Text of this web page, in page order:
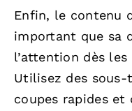
Enfin, le contenu
important que sa
l’attention dès les
Utilisez des
coupes rapides et